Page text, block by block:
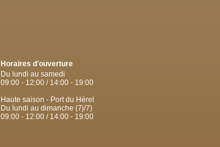
Horaires d'ouverture
Du lundi au samedi
09:00 - 12:00 / 14:00 - 19:00
Haute saison - Port du Hérel
Du lundi au dimanche (7j/7)
09:00 - 12:00 / 14:00 - 19:00